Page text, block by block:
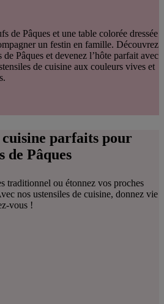
de Pâques et une table colorée dressée
un festin en famille. Découvrez
Pâques et devenez l’hôte parfait avec
de cuisine aux couleurs vives et
cuisine parfaits pour
de Pâques
traditionnel ou étonnez vos proches
nos ustensiles de cuisine, donnez vie
vous !